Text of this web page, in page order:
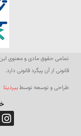
تمامی حقوق مادی و معنوی
قانونی از آن پیگرد قانونی دارد.
طراحی و توسعه توسطبیردیتا